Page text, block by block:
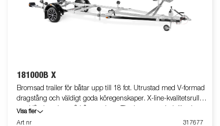
181000B X
Bromsad trailer för båtar upp till 18 fot. Utrustad med V-formad
dragstång och väldigt goda köregenskaper. X-line-kvalitetsrullar
med låg inverkan på båtens skrov. Tippbar vagga baktill och
justerbara dubbla sidorullar i hög kvalitet för enkel anpassning
Visa fler
Art nr
317677